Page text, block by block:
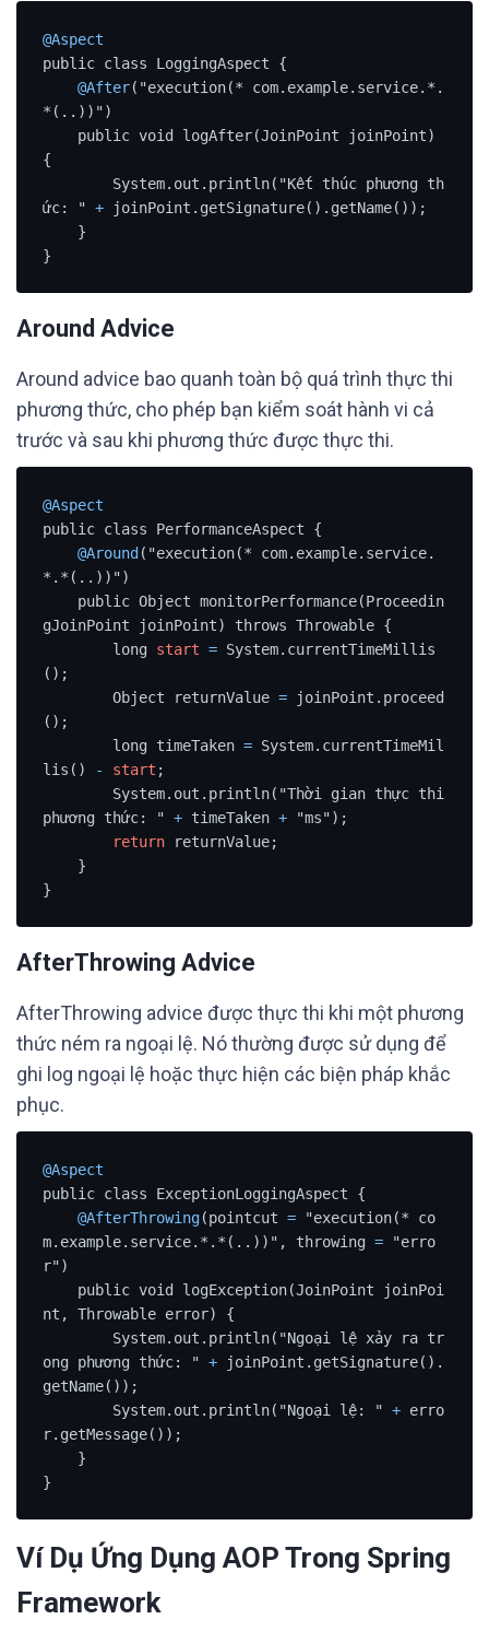
@Aspect
public class LoggingAspect {
@After("execution(* com.example.service.*.
*(..))")
{
ức: " + joinPoint.getSignature().getName());
}
Around Advice
Around advice bao quanh toàn bộ quá trình thực thi
phương thức, cho phép bạn kiểm soát hành vi cả
trước và sau khi phương thức được thực thi.
@Aspect
public class PerformanceAspect {
@Around("execution(* com.example.service.
*.*(..))")
gJoinPoint joinPoint) throws Throwable {
        long
start = System.currentTimeMillis
();
        Object returnValue
= joinPoint.proceed
();
        long timeTaken
= System.currentTimeMil
lis()
- start ;
phương thức: " + timeTaken + "ms");
return returnValue;
}
AfterThrowing Advice
AfterThrowing advice được thực thi khi một phương
thức ném ra ngoại lệ. Nó thường được sử dụng để
ghi log ngoại lệ hoặc thực hiện các biện pháp khắc
phục.
@Aspect
public class ExceptionLoggingAspect {
@AfterThrowing(pointcut = "execution(* co
m.example.service.*.*(..))", throwing = "erro
r")
nt, Throwable error) {
ong phương thức: " + joinPoint.getSignature().
getName());
        System.out.println("Ngoại lệ: "
+ erro
r.getMessage());
}
Ví Dụ Ứng Dụng AOP Trong Spring
Framework